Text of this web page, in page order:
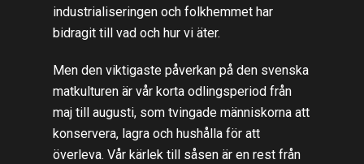
industrialiseringen och folkhemmet har
bidragit till vad och hur vi äter.
Men den viktigaste påverkan på den svenska
matkulturen är vår korta odlingsperiod från
maj till augusti, som tvingade människorna att
konservera, lagra och hushålla för att
överleva. Vår kärlek till såsen är en rest från